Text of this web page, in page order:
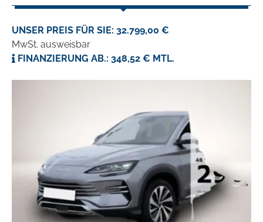
UNSER PREIS FÜR SIE: 32.799,00 €
MwSt. ausweisbar
FINANZIERUNG AB.: 348,52 € MTL.